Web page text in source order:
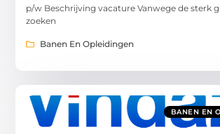
p/w Beschrijving vacature Vanwege de sterk
zoeken
Banen En Opleidingen
BANEN EN